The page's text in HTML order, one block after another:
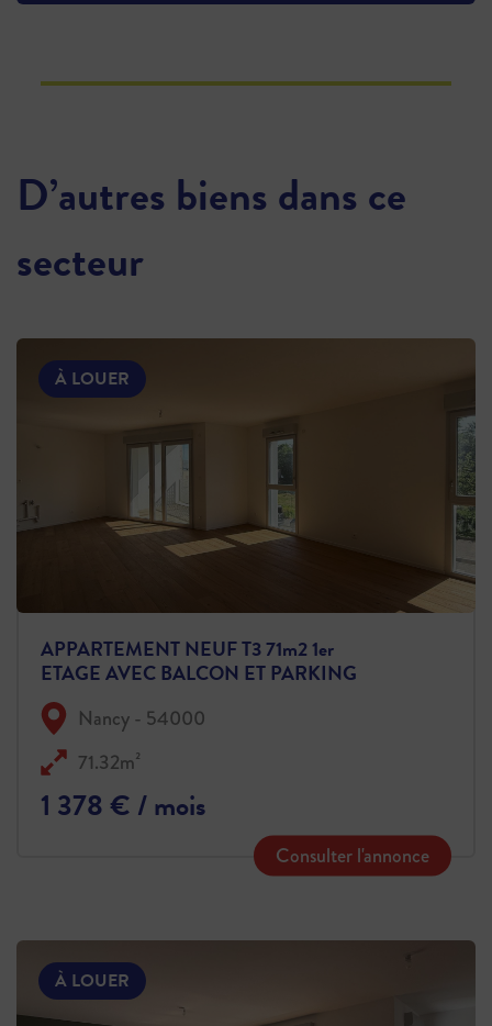
D’autres biens dans ce
secteur
À LOUER
APPARTEMENT NEUF T3 71m2 1er
ETAGE AVEC BALCON ET PARKING
Nancy - 54000
71.32m²
1 378 € / mois
Consulter l'annonce
À LOUER